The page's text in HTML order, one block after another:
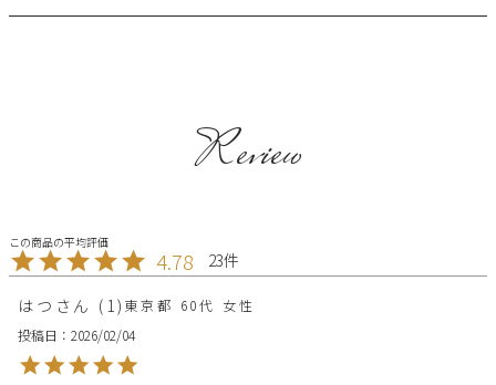
Review
4.78 23
はつ 1 東京都 60代 女性
投稿日
2026/02/04